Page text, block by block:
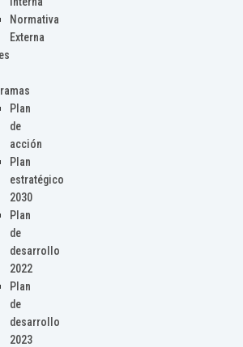
Normativa
Externa
Plan
de
acción
Plan
estratégico
2030
Plan
de
desarrollo
2022
Plan
de
desarrollo
2023